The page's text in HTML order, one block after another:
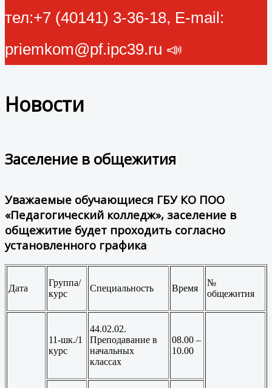
тел:+7 (40141) 3-36-18, E-mail:
priemkom@pf.ipc39.ru 📣
Новости
Заселение в общежития
Уважаемые обучающиеся ГБУ КО ПОО
«Педагогический колледж», заселение в
общежитие будет проходить согласно
установленного графика
Дата
Группа/
курс
Специальность Время
№
общежития
11-шк./1
курс
44.02.02.
Преподавание в
начальных
классах
08.00 –
10.00